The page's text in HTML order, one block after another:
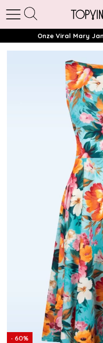
Onze Viral Mary
- 60%